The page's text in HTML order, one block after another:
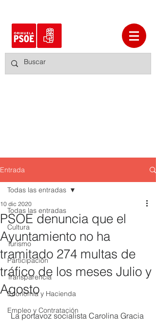
Entrada
Todas las entradas
Cultura
Turismo
Participación
Transparencia
Economía y Hacienda
Empleo y Contratación
Todas las entradas
PSOE denuncia que el
Ayuntamiento no ha
tramitado 274 multas de
tráfico de los meses Julio y
Agosto
10 dic 2020
La portavoz socialista Carolina Gracia